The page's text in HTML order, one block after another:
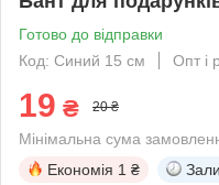
Готово до відправки
Код: Синий 15 см
Опт і
19 ₴ 20 ₴
Мінімальна сума
Економія 1 ₴